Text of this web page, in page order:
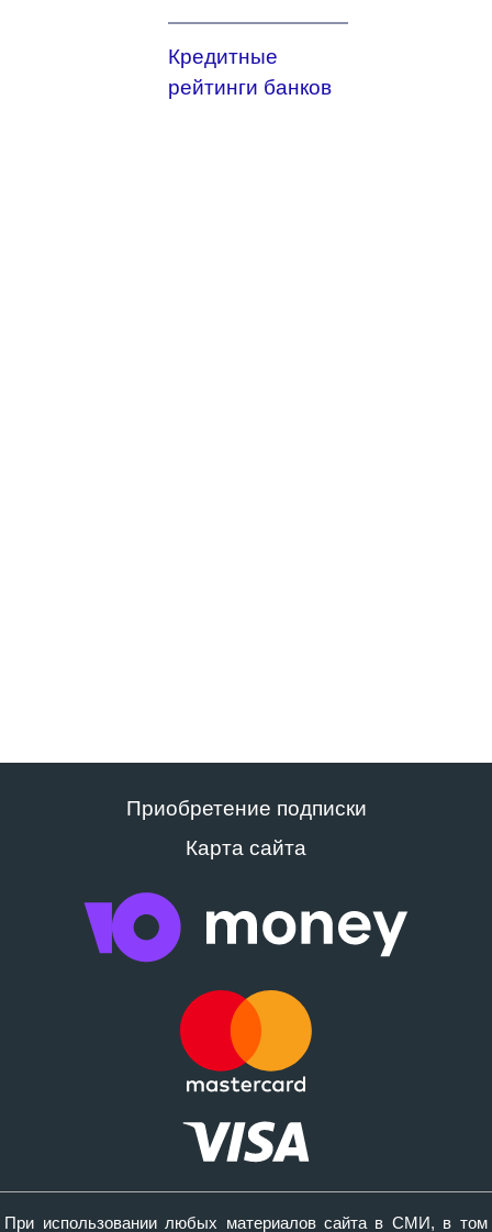
Кредитные
рейтинги банков
Приобретение подписки
Карта сайта
При использовании любых материалов сайта в СМИ, в том